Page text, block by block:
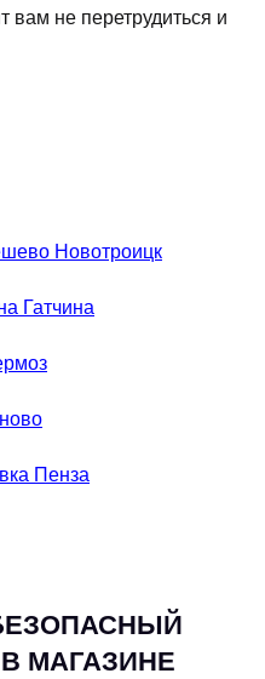
вам не перетрудиться и
Новотроицк
Гатчина
Пенза
МАГАЗИНЕ